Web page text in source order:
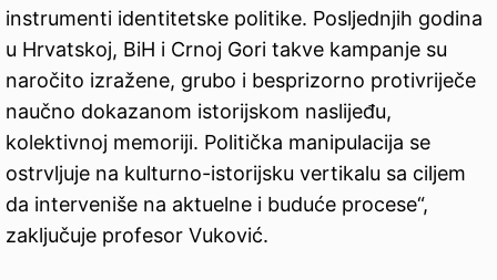
instrumenti identitetske politike. Posljednjih godina
u Hrvatskoj, BiH i Crnoj Gori takve kampanje su
naročito izražene, grubo i besprizorno protivriječe
naučno dokazanom istorijskom naslijeđu,
kolektivnoj memoriji. Politička manipulacija se
ostrvljuje na kulturno-istorijsku vertikalu sa ciljem
da interveniše na aktuelne i buduće procese“,
zaključuje profesor Vuković.